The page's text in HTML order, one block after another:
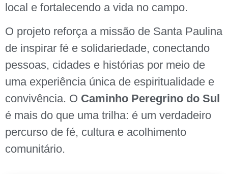
local e fortalecendo a vida no campo.
O projeto reforça a missão de Santa Paulina
de inspirar fé e solidariedade, conectando
pessoas, cidades e histórias por meio de
uma experiência única de espiritualidade e
convivência. O Caminho Peregrino do Sul
é mais do que uma trilha: é um verdadeiro
percurso de fé, cultura e acolhimento
comunitário.